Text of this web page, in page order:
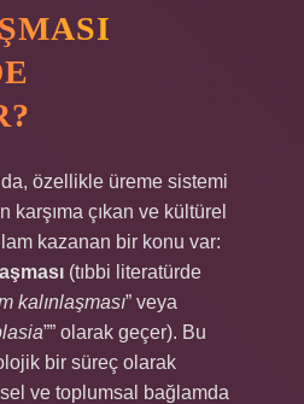
özellikle üreme sistemi
karşıma çıkan ve kültürel
kazanan bir konu var:
(tıbbi literatürde
kalınlaşması” veya
”” olarak geçer). Bu
bir süreç olarak
ve toplumsal bağlamda